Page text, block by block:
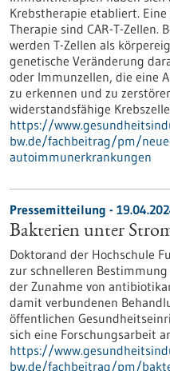
Krebstherapie etabliert.
Therapie sind CAR-T-Zellen.
werden T-Zellen als
genetische Veränderung
oder Immunzellen, die eine
zu erkennen und zu
widerstandsfähige
https://
bw.de/fachbeitrag/pm/
autoimmunerkrankungen
Pressemitteilung -
Bakterien unter
Doktorand der Hochschule
zur schnelleren
der Zunahme von
damit verbundenen
öffentlichen
sich eine Forschungsarbeit
https://
bw.de/fachbeitrag/pm/